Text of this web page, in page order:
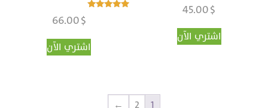
45.00$
اشتري الآن
66.00$
اشتري الآن